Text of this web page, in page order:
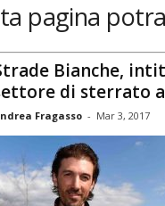
pagina
Bianche,
di sterrato
Fragasso - Mar 3, 2017